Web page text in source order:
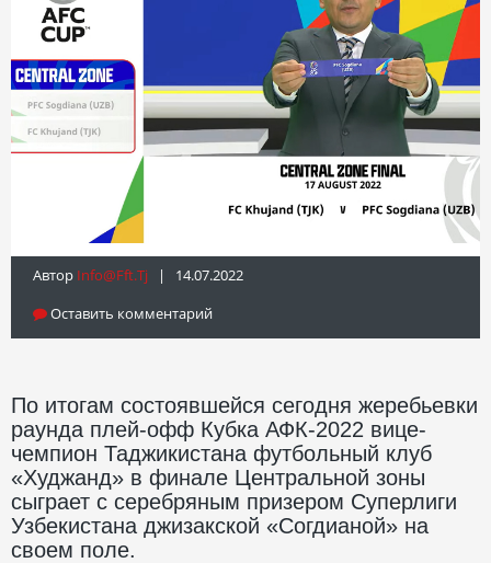
Автор Info@fft.tj | 14.07.2022
Оставить комментарий
По итогам состоявшейся сегодня жеребьевки
раунда плей-офф Кубка АФК-2022 вице-
чемпион Таджикистана футбольный клуб
«Худжанд» в финале Центральной зоны
сыграет с серебряным призером Суперлиги
Узбекистана джизакской «Согдианой» на
своем поле.